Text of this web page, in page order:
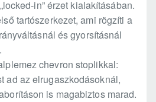
in” érzet kialakításában.
tartószerkezet, ami rögzíti a
és gyorsításnál
chevron stoplikkal:
ad az elrugaszkodásoknál,
is magabiztos marad.